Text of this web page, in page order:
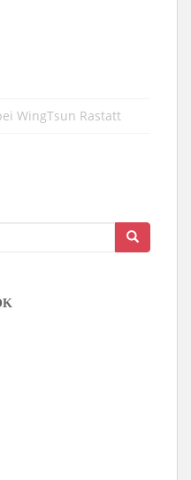
WingTsun Rastatt